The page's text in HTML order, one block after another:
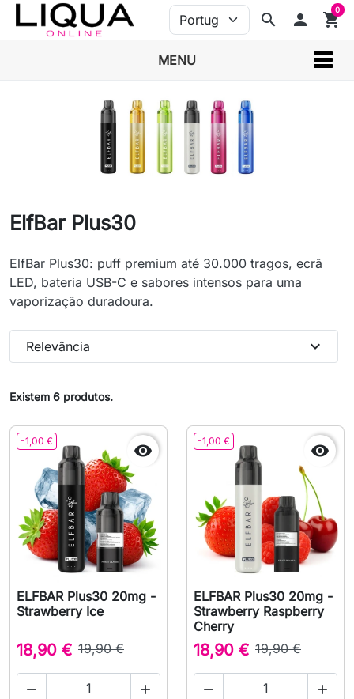
search person shopping_cart
0
MENU
ElfBar Plus30
ElfBar Plus30: puff premium até 30.000 tragos, ecrã
LED, bateria USB-C e sabores intensos para uma
vaporização duradoura.
Existem 6 produtos.
Relevância expand_more
-1,00 € 
ELFBAR Plus30 20mg -
Strawberry Ice
18,90 € 19,90 €
 
-1,00 € 
ELFBAR Plus30 20mg -
Strawberry Raspberry
Cherry
18,90 € 19,90 €
 